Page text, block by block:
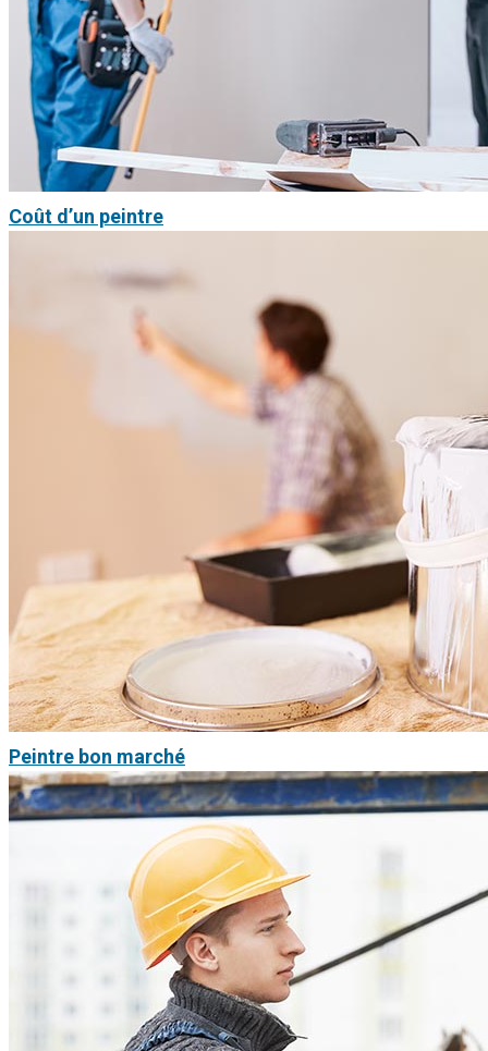
Coût d’un peintre
Peintre bon marché